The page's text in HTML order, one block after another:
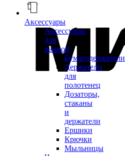
Аксессуары
Аксессуары
для
ванной
Бумагодержатели
Держатели
для
полотенец
Дозаторы,
стаканы
и
держатели
Ершики
Крючки
Мыльницы